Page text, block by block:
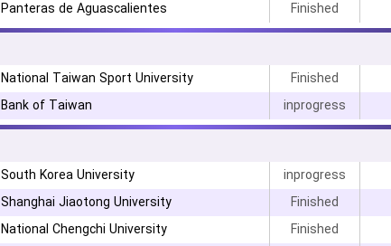
Panteras de Aguascalientes Finished
National Taiwan Sport University Finished
Bank of Taiwan inprogress
South Korea University inprogress
Shanghai Jiaotong University Finished
National Chengchi University Finished